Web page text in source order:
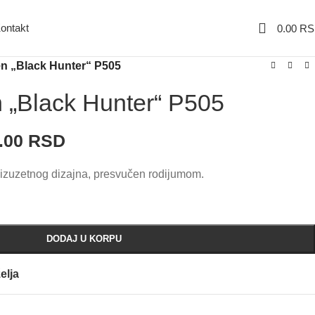
0.00
„Black Hunter“ P505
Hunter“ P505
RSD
dizajna, presvučen rodijumom.
DODAJ U KORPU